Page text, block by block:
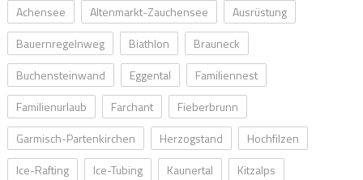
Achensee Altenmarkt-Zauchensee
Ausrüstung
Bauernregelnweg
Biathlon
Brauneck
Buchensteinwand
Eggental
Familiennest
Familienurlaub
Farchant
Fieberbrunn
Garmisch-Partenkirchen
Herzogstand
Hochfilzen
Ice-Rafting
Ice-Tubing Kaunertal
Kitzalps